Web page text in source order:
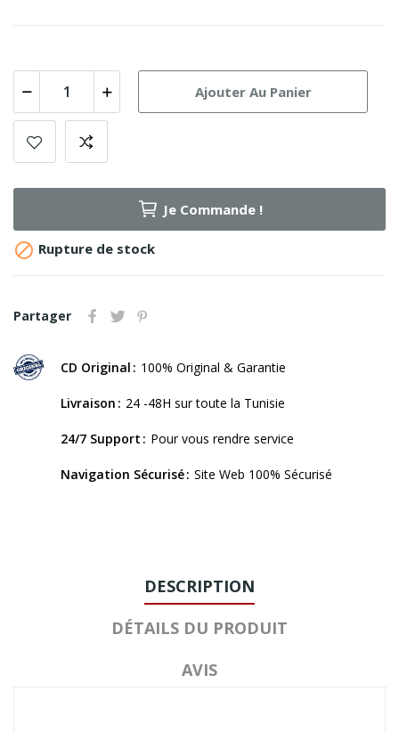
Ajouter Au Panier
Je Commande !
 Rupture de stock
Partager
CD Original 100% Original & Garantie
Livraison 24 -48H sur toute la Tunisie
24/7 Support Pour vous rendre service
Navigation Sécurisé Site Web 100% Sécurisé
DESCRIPTION
DÉTAILS DU PRODUIT
AVIS